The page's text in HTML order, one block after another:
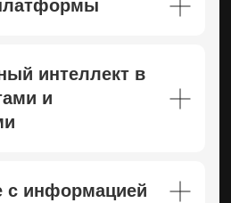
интеллект в
и
с информацией